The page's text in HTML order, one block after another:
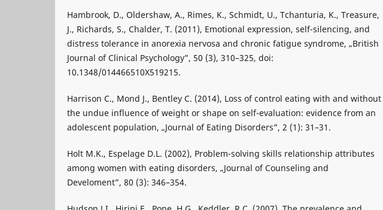
Hambrook, D., Oldershaw, A., Rimes, K., Schmidt, U., Tchanturia, K., Treasure,
J., Richards, S., Chalder, T. (2011), Emotional expression, self-silencing, and
distress tolerance in anorexia nervosa and chronic fatigue syndrome, „British
Journal of Clinical Psychology”, 50 (3), 310–325, doi:
10.1348/014466510X519215.
Harrison C., Mond J., Bentley C. (2014), Loss of control eating with and without
the undue influence of weight or shape on self-evaluation: evidence from an
adolescent population, „Journal of Eating Disorders”, 2 (1): 31–31.
Holt M.K., Espelage D.L. (2002), Problem-solving skills relationship attributes
among women with eating disorders, „Journal of Counseling and
Develoment”, 80 (3): 346–354.